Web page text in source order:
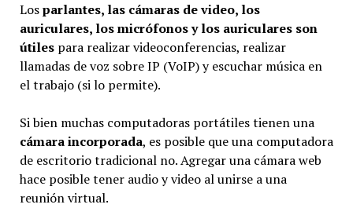
Losparlantes, las cámaras de video, los
auriculares, los micrófonos y los auriculares son
útilespara realizar videoconferencias, realizar
llamadas de voz sobre IP (VoIP) y escuchar música en
el trabajo (si lo permite).
Si bien muchas computadoras portátiles tienen una
cámara incorporada, es posible que una computadora
de escritorio tradicional no. Agregar una cámara web
hace posible tener audio y video al unirse a una
reunión virtual.